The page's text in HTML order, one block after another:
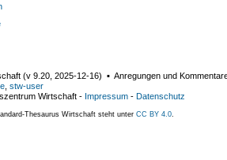
(v 9.20 2025-12-16) ▪ Anregungen und
stw-user
Wirtschaft - Impressum - Datenschutz
Thesaurus Wirtschaft steht unter CC BY 4.0